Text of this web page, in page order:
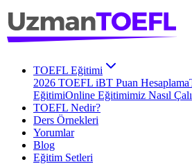
TOEFL Eğitimi
2026 TOEFL iBT Puan Hesaplama
EğitimiOnline Eğitimimiz Nasıl
TOEFL Nedir?
Ders Örnekleri
Yorumlar
Blog
Eğitim Setleri